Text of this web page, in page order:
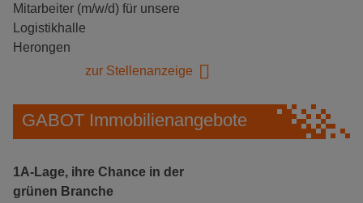
Mitarbeiter (m/w/d) für unsere
Logistikhalle
Herongen
zur Stellenanzeige
GABOT Immobilienangebote
1A-Lage, ihre Chance in der
grünen Branche